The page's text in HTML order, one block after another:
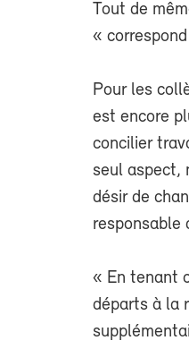
Tout de
«
Pour les
est encore
concilier
seul aspect,
désir de
responsable
« En tenant
départs à la